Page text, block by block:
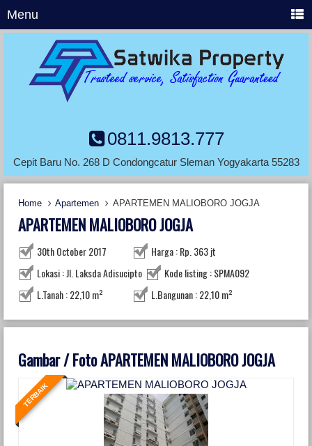
Menu
0811.9813.777
Cepit Baru No. 268 D Condongcatur Sleman Yogyakarta 55283
Home Apartemen APARTEMEN MALIOBORO JOGJA
APARTEMEN MALIOBORO JOGJA
30th October 2017
Harga : Rp. 363 jt
Lokasi : Jl. Laksda Adisucipto
Kode listing : SPMA092
L.Tanah : 22,10 m²
L.Bangunan : 22,10 m²
Gambar / Foto APARTEMEN MALIOBORO JOGJA
TERBAIK